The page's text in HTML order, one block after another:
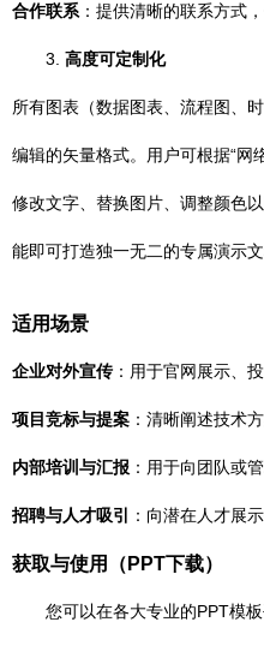
合作联系 ：提供清晰的联系方式
3. 高度可定制化
所有图表（数据图表、流程图、
编辑的矢量格式。用户可根据“网
修改文字、替换图片、调整颜色
能即可打造独一无二的专属演示文
适用场景
企业对外宣传 ：用于官网展示、
项目竞标与提案 ：清晰阐述技术
内部培训与汇报 ：用于向团队或
招聘与人才吸引 ：向潜在人才展
获取与使用（PPT下载）
您可以在各大专业的PPT模